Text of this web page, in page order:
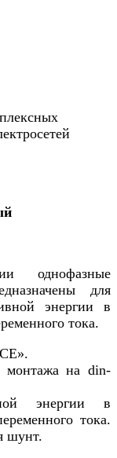
однофазные
для
энергии в
тока.
монтажа на din-
энергии в
тока.
шунт.